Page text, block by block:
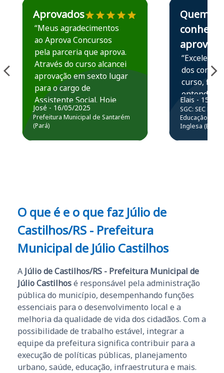
Aprovados
“Meus agradecimentos
ao Aprova Concursos
pela parceria que aprova.
Através do curso alcancei
aprovação em sexto lugar
para o cargo de
Assistente Social. Hoje
estou atuando na
Prefeitura de Santarém.
José - 16/05/2025
Prefeitura Municipal de Santarém
(Pará)
Quem
conhece,
aprova
“Excelente
dos
curso,
entender e
prática
resolução
questões.”
Elais - 15/07/
SGC: SEC BA
Educação
Inglesa (Edital
O que é e o que faz Júlio de
Castilhos/RS - Prefeitura
Municipal de Júlio Castilhos
A Júlio de Castilhos/RS - Prefeitura Municipal de
Júlio Castilhosé responsável pela administração
pública do município, desempenhando funções
essenciais para o desenvolvimento local e a
melhoria da qualidade de vida dos cidadãos. Com a
possibilidade de trabalho estável, integrar a
equipe da prefeitura significa contribuir para a
execução de políticas públicas, planejamento
urbano, saúde, educação, infraestrutura e mais.